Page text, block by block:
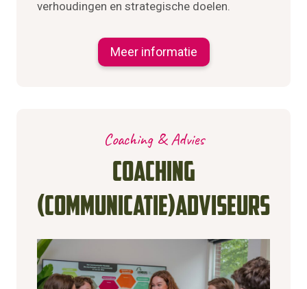
verhoudingen en strategische doelen.
Meer informatie
Coaching & Advies
Coaching
(communicatie)adviseurs